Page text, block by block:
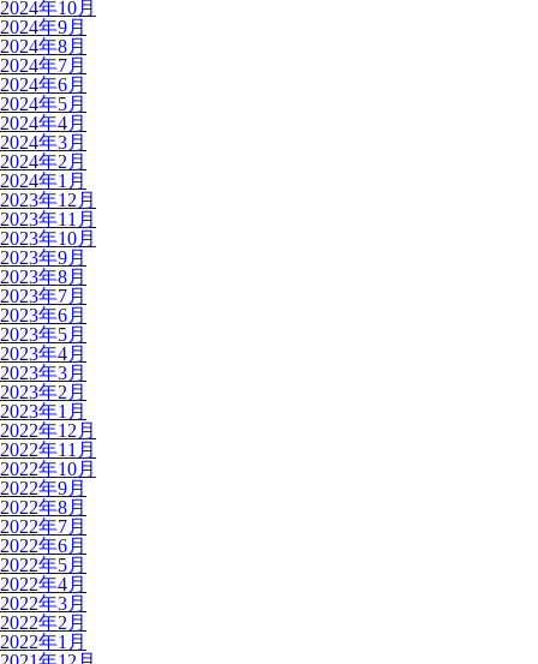
2024年10月
2024年9月
2024年8月
2024年7月
2024年6月
2024年5月
2024年4月
2024年3月
2024年2月
2024年1月
2023年12月
2023年11月
2023年10月
2023年9月
2023年8月
2023年7月
2023年6月
2023年5月
2023年4月
2023年3月
2023年2月
2023年1月
2022年12月
2022年11月
2022年10月
2022年9月
2022年8月
2022年7月
2022年6月
2022年5月
2022年4月
2022年3月
2022年2月
2022年1月